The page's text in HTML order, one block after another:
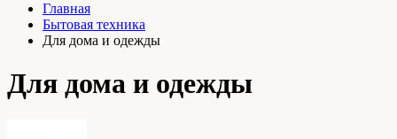
Главная
Бытовая техника
Для дома и одежды
Для дома и одежды